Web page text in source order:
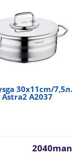
30x11cm/7,5л.
A2037